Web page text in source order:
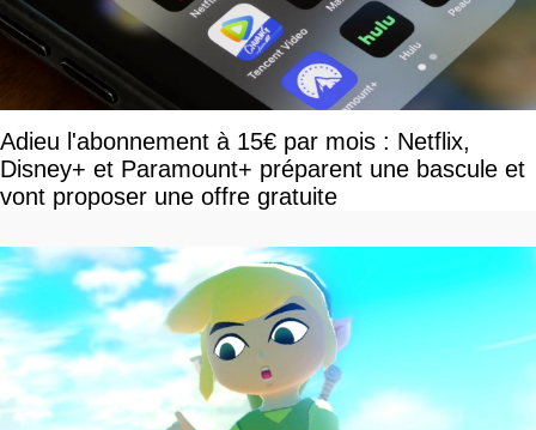
Adieu l'abonnement à 15€ par mois : Netflix,
Disney+ et Paramount+ préparent une bascule et
vont proposer une offre gratuite